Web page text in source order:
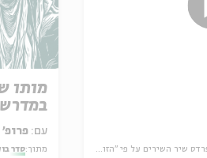
שיר השירים על פי "הזוהר"
מותו
עם: פרופ' אביגדור שנאן
מתוך:סדר